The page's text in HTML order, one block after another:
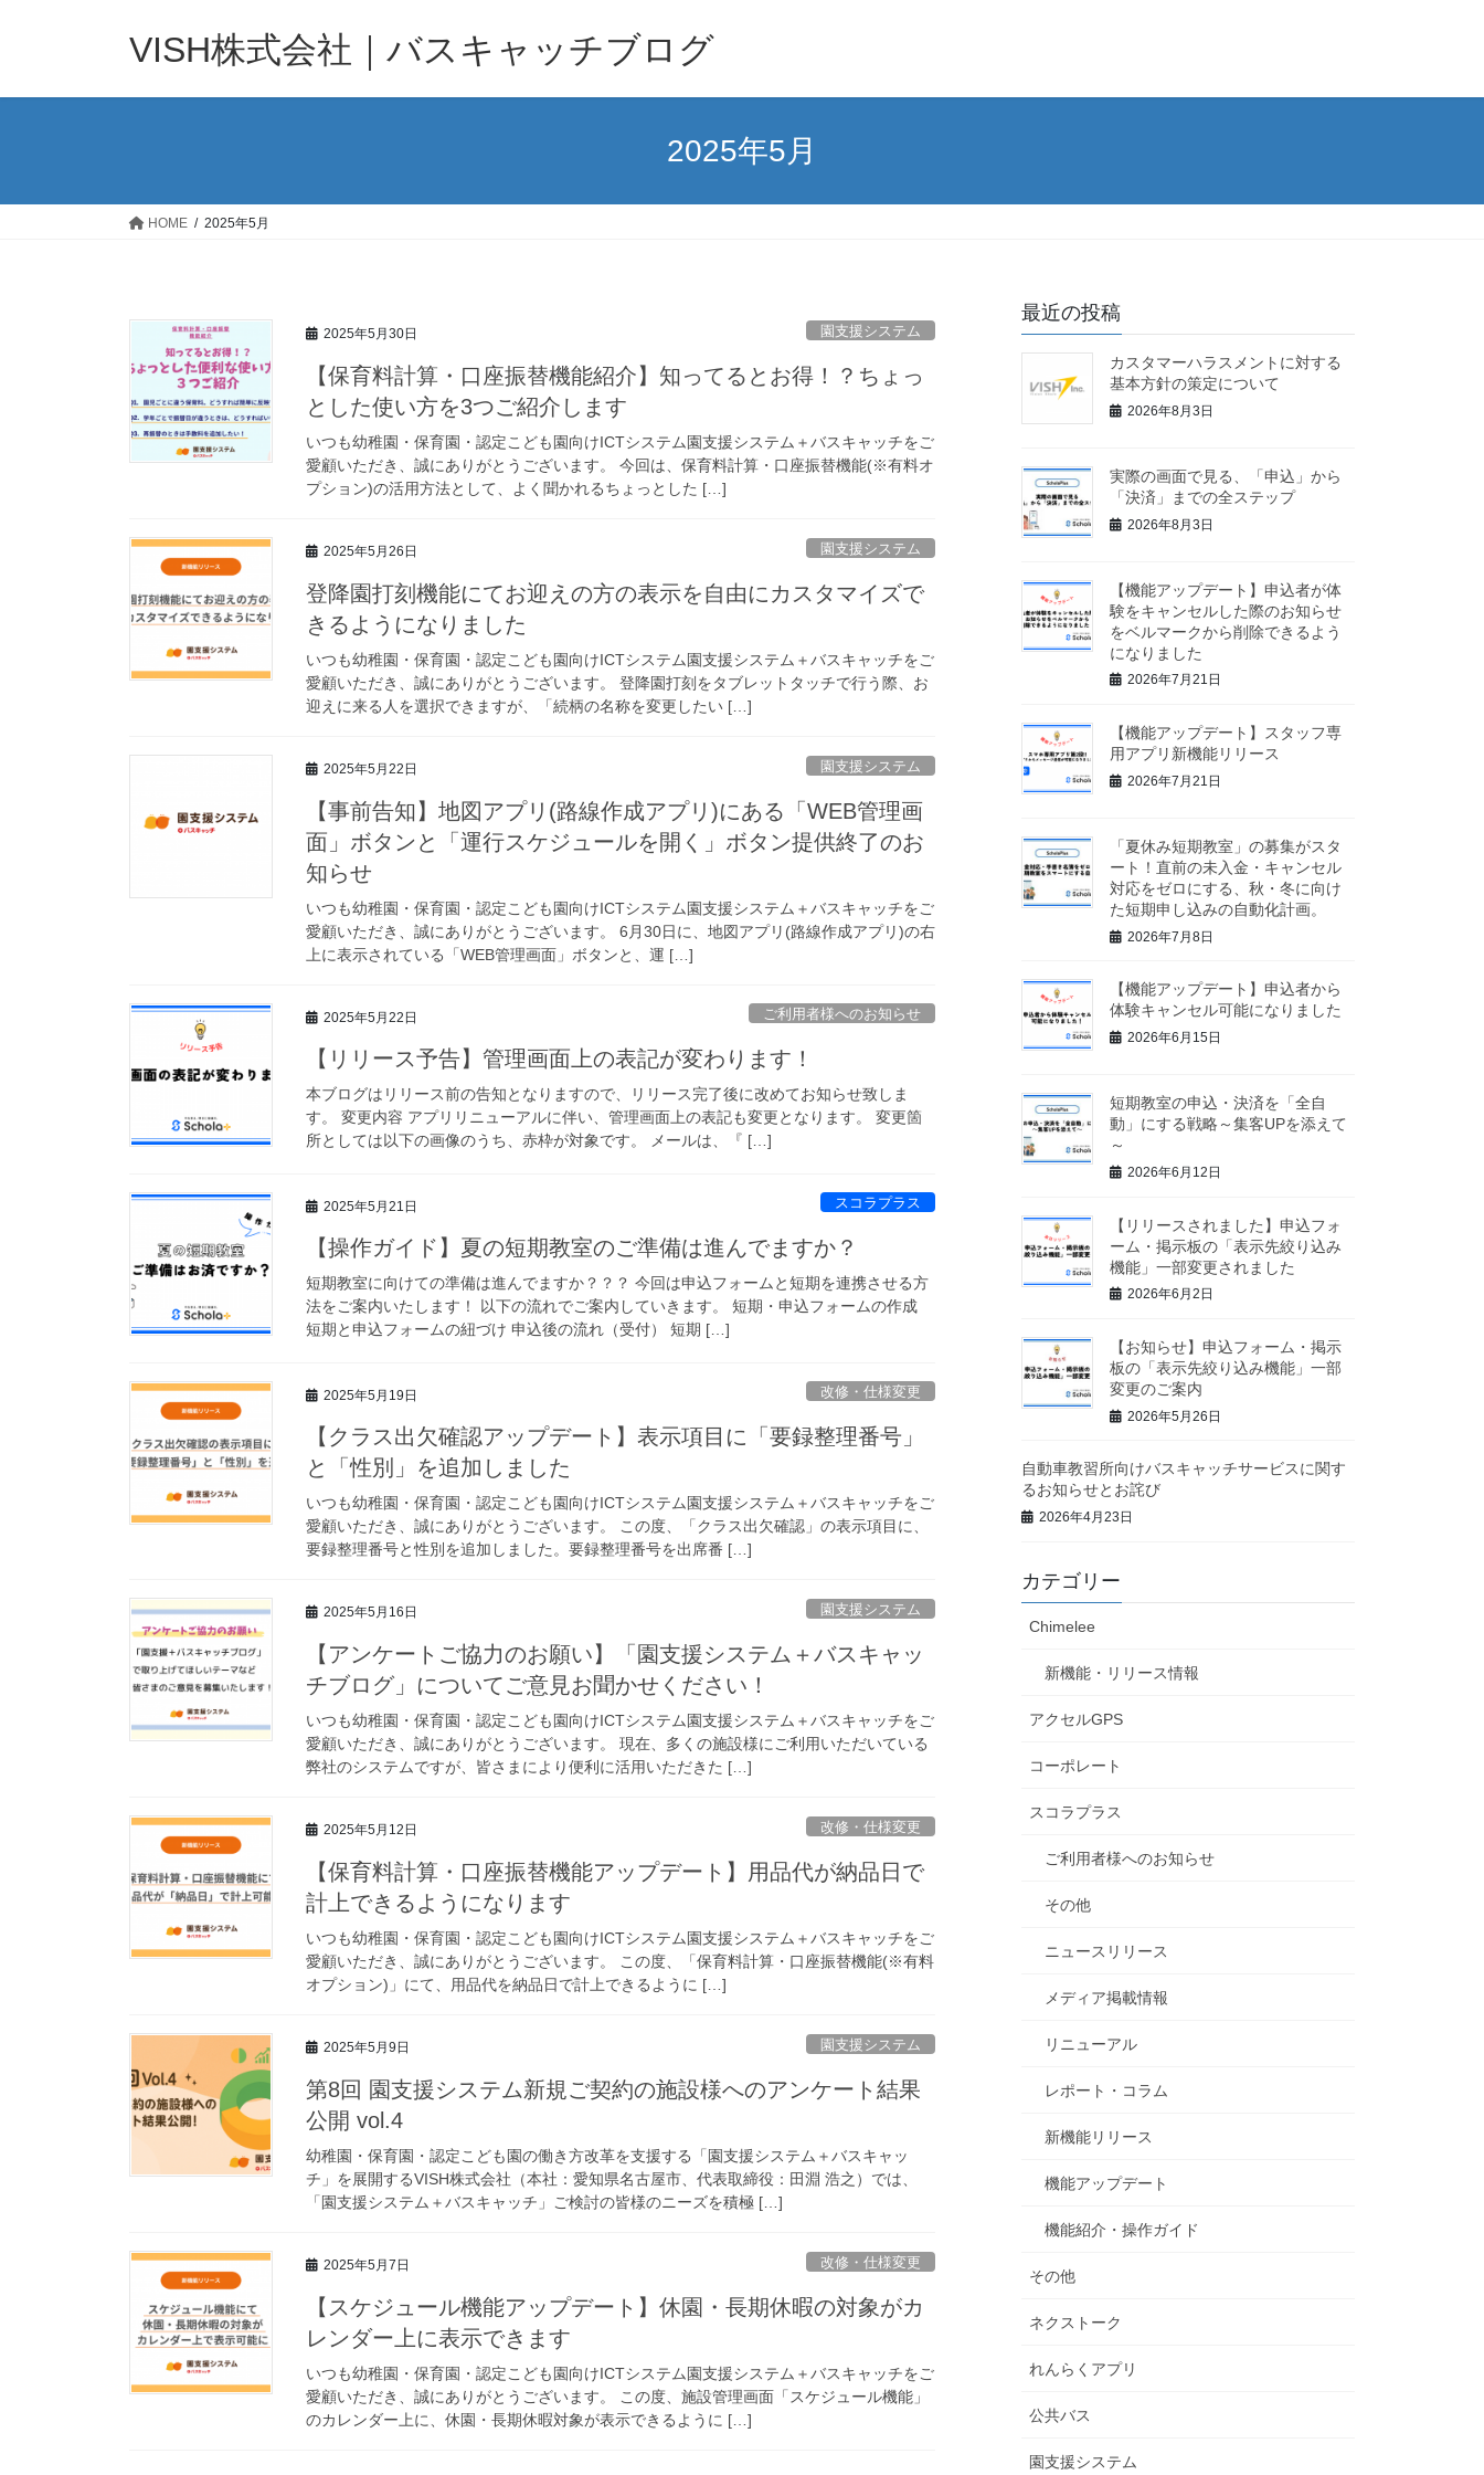
VISH株式会社｜バスキャッチブログ
2025年5月
HOME 2025年5月
2025年5月30日 園支援システム
【保育料計算・口座振替機能紹介】知ってるとお得！？ちょっ
とした使い方を3つご紹介します
いつも幼稚園・保育園・認定こども園向けICTシステム園支援システム＋バスキャッチをご
愛顧いただき、誠にありがとうございます。 今回は、保育料計算・口座振替機能(※有料オ
プション)の活用方法として、よく聞かれるちょっとした […]
2025年5月26日 園支援システム
登降園打刻機能にてお迎えの方の表示を自由にカスタマイズで
きるようになりました
いつも幼稚園・保育園・認定こども園向けICTシステム園支援システム＋バスキャッチをご
愛顧いただき、誠にありがとうございます。 登降園打刻をタブレットタッチで行う際、お
迎えに来る人を選択できますが、「続柄の名称を変更したい […]
2025年5月22日 園支援システム
【事前告知】地図アプリ(路線作成アプリ)にある「WEB管理画
面」ボタンと「運行スケジュールを開く」ボタン提供終了のお
知らせ
いつも幼稚園・保育園・認定こども園向けICTシステム園支援システム＋バスキャッチをご
愛顧いただき、誠にありがとうございます。 6月30日に、地図アプリ(路線作成アプリ)の右
上に表示されている「WEB管理画面」ボタンと、運 […]
2025年5月22日 ご利用者様へのお知らせ
【リリース予告】管理画面上の表記が変わります！
本ブログはリリース前の告知となりますので、リリース完了後に改めてお知らせ致しま
す。 変更内容 アプリリニューアルに伴い、管理画面上の表記も変更となります。 変更箇
所としては以下の画像のうち、赤枠が対象です。 メールは、『 […]
2025年5月21日 スコラプラス
【操作ガイド】夏の短期教室のご準備は進んでますか？
短期教室に向けての準備は進んでますか？？？ 今回は申込フォームと短期を連携させる方
法をご案内いたします！ 以下の流れでご案内していきます。 短期・申込フォームの作成
短期と申込フォームの紐づけ 申込後の流れ（受付） 短期 […]
2025年5月19日 改修・仕様変更
【クラス出欠確認アップデート】表示項目に「要録整理番号」
と「性別」を追加しました
いつも幼稚園・保育園・認定こども園向けICTシステム園支援システム＋バスキャッチをご
愛顧いただき、誠にありがとうございます。 この度、「クラス出欠確認」の表示項目に、
要録整理番号と性別を追加しました。要録整理番号を出席番 […]
2025年5月16日 園支援システム
【アンケートご協力のお願い】「園支援システム＋バスキャッ
チブログ」についてご意見お聞かせください！
いつも幼稚園・保育園・認定こども園向けICTシステム園支援システム＋バスキャッチをご
愛顧いただき、誠にありがとうございます。 現在、多くの施設様にご利用いただいている
弊社のシステムですが、皆さまにより便利に活用いただきた […]
2025年5月12日 改修・仕様変更
【保育料計算・口座振替機能アップデート】用品代が納品日で
計上できるようになります
いつも幼稚園・保育園・認定こども園向けICTシステム園支援システム＋バスキャッチをご
愛顧いただき、誠にありがとうございます。 この度、「保育料計算・口座振替機能(※有料
オプション)」にて、用品代を納品日で計上できるように […]
2025年5月9日 園支援システム
第8回 園支援システム新規ご契約の施設様へのアンケート結果
公開 vol.4
幼稚園・保育園・認定こども園の働き方改革を支援する「園支援システム＋バスキャッ
チ」を展開するVISH株式会社（本社：愛知県名古屋市、代表取締役：田淵 浩之）では、
「園支援システム＋バスキャッチ」ご検討の皆様のニーズを積極 […]
2025年5月7日 改修・仕様変更
【スケジュール機能アップデート】休園・長期休暇の対象がカ
レンダー上に表示できます
いつも幼稚園・保育園・認定こども園向けICTシステム園支援システム＋バスキャッチをご
愛顧いただき、誠にありがとうございます。 この度、施設管理画面「スケジュール機能」
のカレンダー上に、休園・長期休暇対象が表示できるように […]
最近の投稿
カスタマーハラスメントに対する
基本方針の策定について
2026年8月3日
実際の画面で見る、「申込」から
「決済」までの全ステップ
2026年8月3日
【機能アップデート】申込者が体
験をキャンセルした際のお知らせ
をベルマークから削除できるよう
になりました
2026年7月21日
【機能アップデート】スタッフ専
用アプリ新機能リリース
2026年7月21日
「夏休み短期教室」の募集がスタ
ート！直前の未入金・キャンセル
対応をゼロにする、秋・冬に向け
た短期申し込みの自動化計画。
2026年7月8日
【機能アップデート】申込者から
体験キャンセル可能になりました
2026年6月15日
短期教室の申込・決済を「全自
動」にする戦略～集客UPを添えて
～
2026年6月12日
【リリースされました】申込フォ
ーム・掲示板の「表示先絞り込み
機能」一部変更されました
2026年6月2日
【お知らせ】申込フォーム・掲示
板の「表示先絞り込み機能」一部
変更のご案内
2026年5月26日
自動車教習所向けバスキャッチサービスに関す
るお知らせとお詫び
2026年4月23日
カテゴリー
Chimelee
新機能・リリース情報
アクセルGPS
コーポレート
スコラプラス
ご利用者様へのお知らせ
その他
ニュースリリース
メディア掲載情報
リニューアル
レポート・コラム
新機能リリース
機能アップデート
機能紹介・操作ガイド
その他
ネクストーク
れんらくアプリ
公共バス
園支援システム